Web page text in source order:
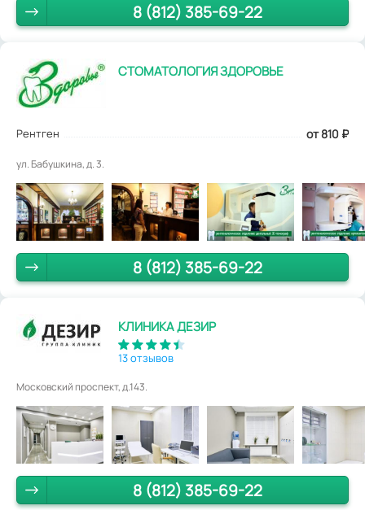
8 (812) 385-69-22
СТОМАТОЛОГИЯ ЗДОРОВЬЕ
Рентген от 810 ₽
ул. Бабушкина, д. 3.
8 (812) 385-69-22
КЛИНИКА ДЕЗИР
13 отзывов
Московский проспект, д.143.
8 (812) 385-69-22